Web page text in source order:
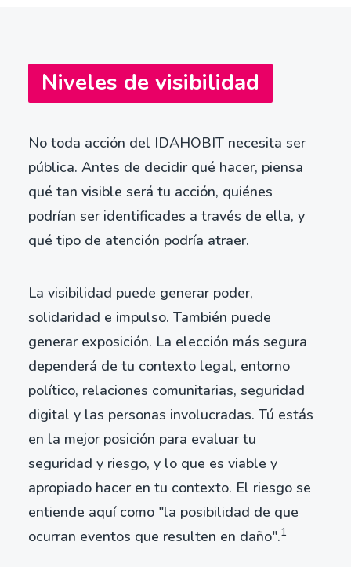
Niveles de visibilidad
No toda acción del IDAHOBIT necesita ser
pública. Antes de decidir qué hacer, piensa
qué tan visible será tu acción, quiénes
podrían ser identificades a través de ella, y
qué tipo de atención podría atraer.
La visibilidad puede generar poder,
solidaridad e impulso. También puede
generar exposición. La elección más segura
dependerá de tu contexto legal, entorno
político, relaciones comunitarias, seguridad
digital y las personas involucradas. Tú estás
en la mejor posición para evaluar tu
seguridad y riesgo, y lo que es viable y
apropiado hacer en tu contexto. El riesgo se
entiende aquí como "la posibilidad de que
ocurran eventos que resulten en daño".1